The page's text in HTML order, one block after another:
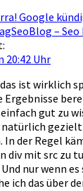
Google
– Seo
20:42 Uhr
ist wirklich
Ergebnisse
gut zu
natürlich
In der Regel
div mit src zu
nur wenn
ich das über